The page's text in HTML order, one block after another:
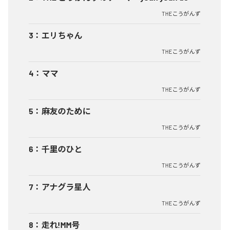
THEこうがんず
3 ： エリちゃん
THEこうがんず
4 ： ママ
THEこうがんず
5 ： 麻友のために
THEこうがんず
6 ： 千里のひと
THEこうがんず
7 ： アナグラ星人
THEこうがんず
8 ： 走れ!MM号